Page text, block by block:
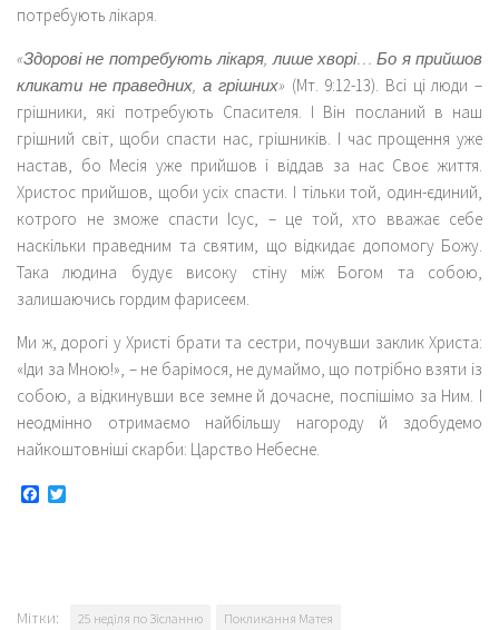
потребують лікаря.
«Здорові не потребують лікаря, лише хворі… Бо я прийшов
кликати не праведних, а грішних» (Мт. 9:12-13). Всі ці люди –
грішники, які потребують Спасителя. І Він посланий в наш
грішний світ, щоби спасти нас, грішників. І час прощення уже
настав, бо Месія уже прийшов і віддав за нас Своє життя.
Христос прийшов, щоби усіх спасти. І тільки той, один-єдиний,
котрого не зможе спасти Ісус, – це той, хто вважає себе
наскільки праведним та святим, що відкидає допомогу Божу.
Така людина будує високу стіну між Богом та собою,
залишаючись гордим фарисеєм.
Ми ж, дорогі у Христі брати та сестри, почувши заклик Христа:
«Іди за Мною!», – не барімося, не думаймо, що потрібно взяти із
собою, а відкинувши все земне й дочасне, поспішімо за Ним. І
неодмінно отримаємо найбільшу нагороду й здобудемо
найкоштовніші скарби: Царство Небесне.
Facebook
Мітки: 25 неділя по Зісланню Покликання Матея